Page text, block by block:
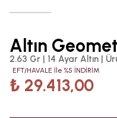
Altın
2.63 Gr | 14 Ayar Altın |
EFT/HAVALE İle %5 İNDİRİM
₺ 29.413,00